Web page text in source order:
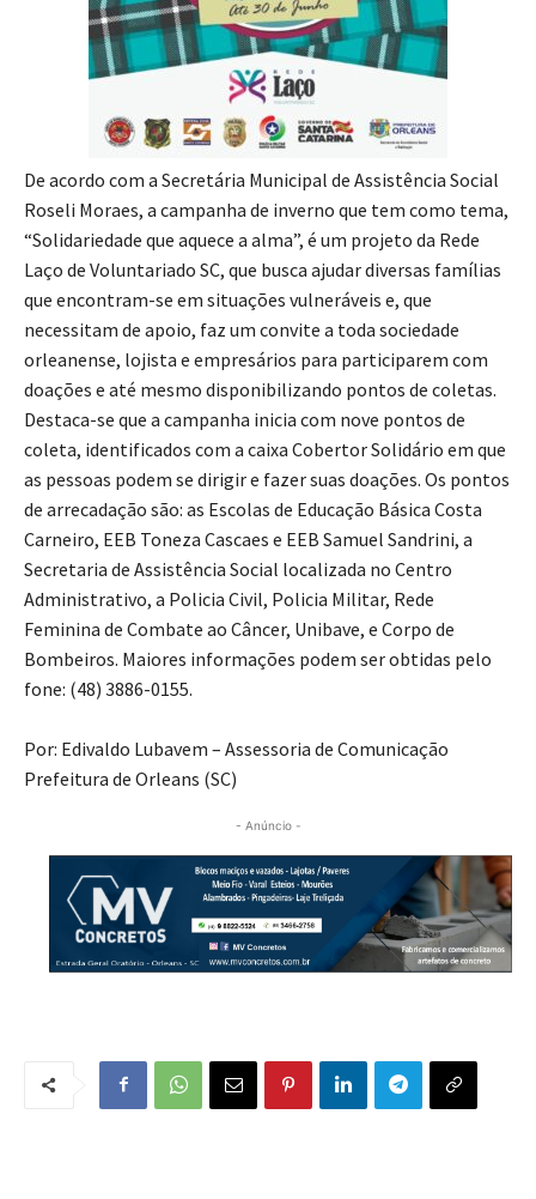
De acordo com a Secretária Municipal de Assistência Social
Roseli Moraes, a campanha de inverno que tem como tema,
“Solidariedade que aquece a alma”, é um projeto da Rede
Laço de Voluntariado SC, que busca ajudar diversas famílias
que encontram-se em situações vulneráveis e, que
necessitam de apoio, faz um convite a toda sociedade
orleanense, lojista e empresários para participarem com
doações e até mesmo disponibilizando pontos de coletas.
Destaca-se que a campanha inicia com nove pontos de
coleta, identificados com a caixa Cobertor Solidário em que
as pessoas podem se dirigir e fazer suas doações. Os pontos
de arrecadação são: as Escolas de Educação Básica Costa
Carneiro, EEB Toneza Cascaes e EEB Samuel Sandrini, a
Secretaria de Assistência Social localizada no Centro
Administrativo, a Policia Civil, Policia Militar, Rede
Feminina de Combate ao Câncer, Unibave, e Corpo de
Bombeiros. Maiores informações podem ser obtidas pelo
fone: (48) 3886-0155.
Por: Edivaldo Lubavem – Assessoria de Comunicação
Prefeitura de Orleans (SC)
- Anúncio -